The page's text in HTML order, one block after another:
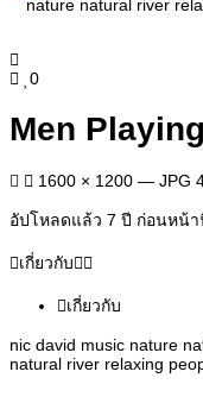
0
Men
1600 × 1200 — JPG
อัปโหลดแล้ว 7 ปี ก่อนหน้
เกี่ยวกับ
เกี่ยวกับ
nic david music nature
natural river relaxing